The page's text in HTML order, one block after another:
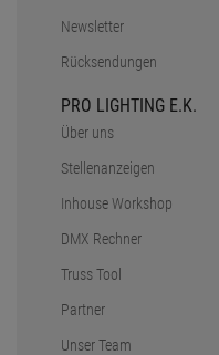
Newsletter
Rücksendungen
PRO LIGHTING E.K.
Über uns
Stellenanzeigen
Inhouse Workshop
DMX Rechner
Truss Tool
Partner
Unser Team